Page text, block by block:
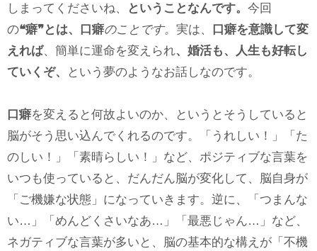
しまってくださいね、
ということなんです。 今回
の❝癖❞とは、口癖のことです。 実は、
口癖を意識して変
えれば、簡単に運命を変えられ、婚活も、人生も好転し
ていくぞ、
という夢のようなお話しなのです。
口癖を変えると何故よいのか、というとそうしていると
脳がそう思い込んでくれるのです。「うれしい！」「た
のしい！」「素晴らしい！」など、ポジティブな言葉を
いつも使っていると、だんだん脳が変化して、脳自身が
「ご機嫌な状態」になっていきます。逆に、「つまんな
い…」「めんどくさいなあ…」「最悪じゃん…」など、
ネガティブな言葉が多いと、脳の基本的な構えが「不機